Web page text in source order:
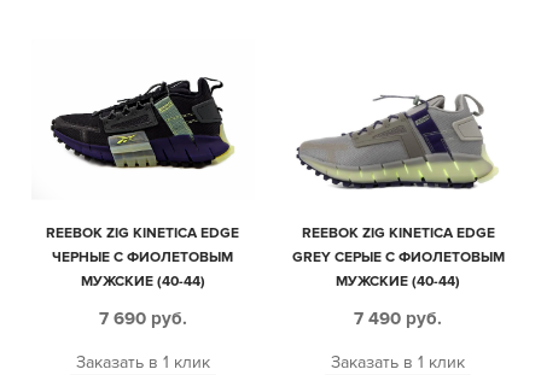
REEBOK ZIG KINETICA EDGE
ЧЕРНЫЕ С ФИОЛЕТОВЫМ
МУЖСКИЕ (40-44)
7 690 руб.
Заказать в 1 клик
REEBOK ZIG KINETICA EDGE
GREY СЕРЫЕ С ФИОЛЕТОВЫМ
МУЖСКИЕ (40-44)
7 490 руб.
Заказать в 1 клик